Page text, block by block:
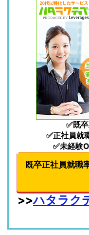
✅既
✅正社員就
✅未経験
既卒正社員就職
>>ハタラク